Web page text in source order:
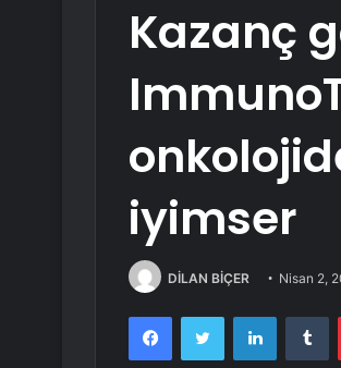
Kazanç
iyimser
DİLAN BİÇER Nisan 2,
FacebookTwitter LinkedIn